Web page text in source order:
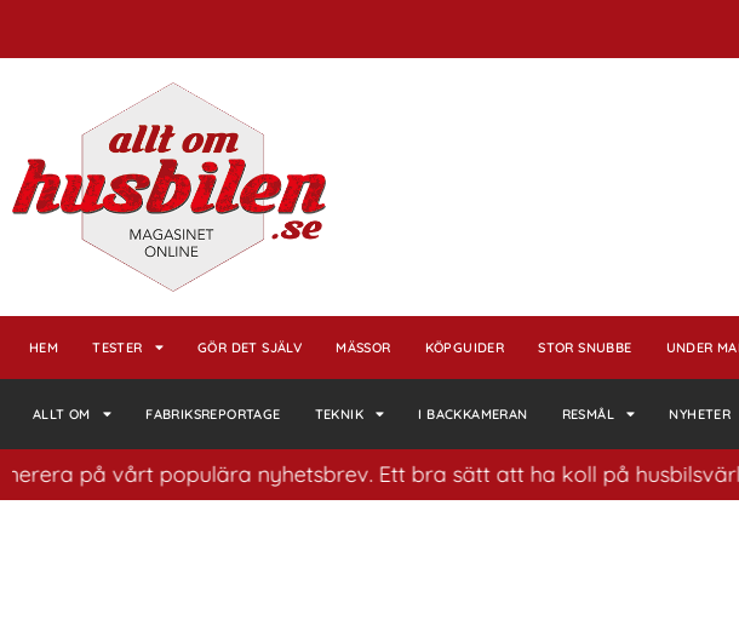
HEM TESTER GÖR DET SJÄLV MÄSSOR KÖPGUIDER STOR SNUBBE UNDER
ALLT OM FABRIKSREPORTAGE TEKNIK I BACKKAMERAN RESMÅL NYHETER
vårt populära nyhetsbrev. Ett bra sätt att ha koll på husbilsvärlden.